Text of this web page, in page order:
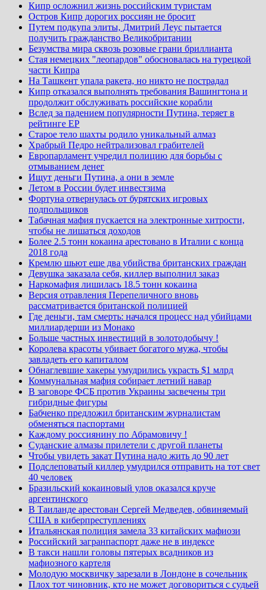
Кипр осложнил жизнь российским туристам
Остров Кипр дорогих россиян не бросит
Путем подкупа элиты, Дмитрий Леус пытается
получить гражданство Великобритании
Безумства мира сквозь розовые грани бриллианта
Стая немецких "леопардов" обосновалась на турецкой
части Кипра
На Ташкент упала ракета, но никто не пострадал
Кипр отказался выполнять требования Вашингтона и
продолжит обслуживать российские корабли
Вслед за падением популярности Путина, теряет в
рейтинге ЕР
Старое тело шахты родило уникальный алмаз
Храбрый Педро нейтрализовал грабителей
Европарламент учредил полицию для борьбы с
отмыванием денег
Ищут деньги Путина, а они в земле
Летом в России будет инвестзима
Фортуна отвернулась от бурятских игровых
подпольщиков
Табачная мафия пускается на электронные хитрости,
чтобы не лишаться доходов
Более 2.5 тонн кокаина арестовано в Италии с конца
2018 года
Кремлю шьют еще два убийства британских граждан
Девушка заказала себя, киллер выполнил заказ
Наркомафия лишилась 18.5 тонн кокаина
Версия отравления Перепеличного вновь
рассматривается британской полицией
Где деньги, там смерть: начался процесс над убийцами
миллиардерши из Монако
Больше частных инвестиций в золотодобычу !
Королева красоты убивает богатого мужа, чтобы
завладеть его капиталом
Обнаглевшие хакеры умудрились украсть $1 млрд
Коммунальная мафия собирает летний навар
В заговоре ФСБ против Украины засвечены три
гибридные фигуры
Бабченко предложил британским журналистам
обменяться паспортами
Каждому россиянину по Абрамовичу !
Суданские алмазы прилетели с другой планеты
Чтобы увидеть закат Путина надо жить до 90 лет
Подслеповатый киллер умудрился отправить на тот свет
40 человек
Бразильский кокаиновый улов оказался круче
аргентинского
В Таиланде арестован Сергей Медведев, обвиняемый
США в киберпреступлениях
Итальянская полиция замела 33 китайских мафиози
Российский загранпаспорт даже не в индексе
В такси нашли головы пятерых всадников из
мафиозного картеля
Молодую москвичку зарезали в Лондоне в сочельник
Плох тот чиновник, кто не может договориться с судьей